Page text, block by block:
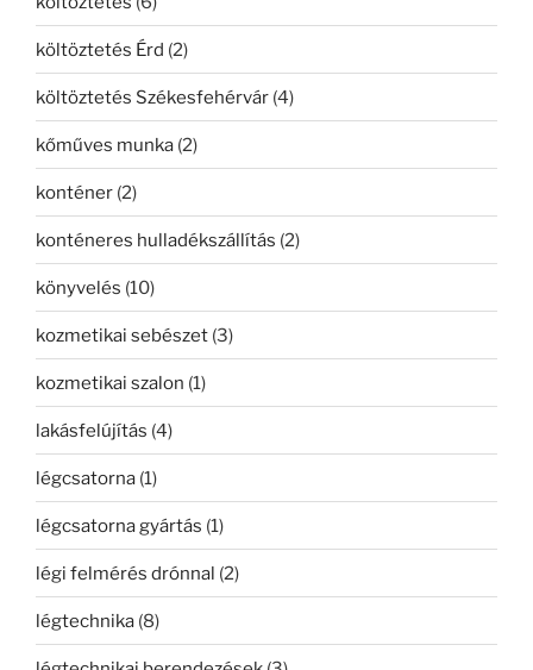
költöztetés Érd (2)
költöztetés Székesfehérvár (4)
kőműves munka (2)
konténer (2)
konténeres hulladékszállítás (2)
könyvelés (10)
kozmetikai sebészet (3)
kozmetikai szalon (1)
lakásfelújítás (4)
légcsatorna (1)
légcsatorna gyártás (1)
légi felmérés drónnal (2)
légtechnika (8)